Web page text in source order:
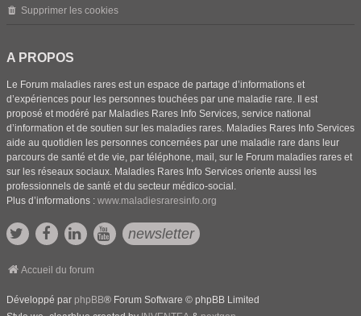
Supprimer les cookies
A PROPOS
Le Forum maladies rares est un espace de partage d’informations et
d’expériences pour les personnes touchées par une maladie rare. Il est
proposé et modéré par Maladies Rares Info Services, service national
d’information et de soutien sur les maladies rares. Maladies Rares Info Services
aide au quotidien les personnes concernées par une maladie rare dans leur
parcours de santé et de vie, par téléphone, mail, sur le Forum maladies rares et
sur les réseaux sociaux. Maladies Rares Info Services oriente aussi les
professionnels de santé et du secteur médico-social.
Plus d’informations : www.maladiesraresinfo.org
newsletter
Accueil du forum
Développé par phpBB® Forum Software © phpBB Limited